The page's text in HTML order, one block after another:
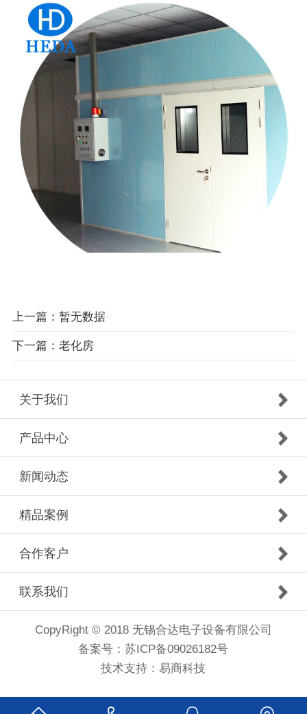
上一篇：暂无数据
下一篇：老化房
关于我们
产品中心
新闻动态
精品案例
合作客户
联系我们
CopyRight © 2018 无锡合达电子设备有限公司
备案号：苏ICP备09026182号
技术支持： 易商科技